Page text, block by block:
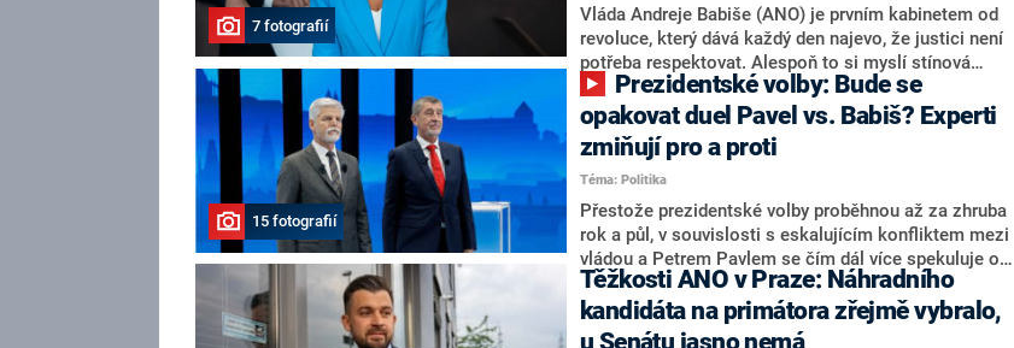
o případné kandidatuře kohokoliv ze zmíněné trojice
značně pochybuje. Podle něj současná koalice dosud
nemá osobu, která by Pavlovi mohla konkurovat.
7 fotografií
Vláda Andreje Babiše (ANO) je prvním kabinetem od
revoluce, který dává každý den najevo, že justici není
potřeba respektovat. Alespoň to si myslí stínová
ministryně spravedlnosti ODS Eva Decroix. V
rozhovoru pro CNN Prima NEWS si nebrala servítky
ohledně politického výkonu svého nástupce Jeronýma
Tejce (za ANO) či vládní zmocněnkyně pro lidská
práva Taťány Malé (ANO). Označením „svoloč“ na
adresu vlády prý byla ještě hodná. Decroix se také
vrátila k volební porážce koalice Spolu či promluvila o
hnutí Naše Česko Martina Kuby.
15 fotografií
opakovat duel Pavel vs. Babiš? Experti
zmiňují pro a proti
Téma: Politika
Přestože prezidentské volby proběhnou až za zhruba
rok a půl, v souvislosti s eskalujícím konfliktem mezi
vládou a Petrem Pavlem se čím dál více spekuluje o
tom, koho by do bitvy o Hrad mohla vyslat současná
koalice. Někteří političtí komentátoři znovu vytahují
jméno premiéra Andreje Babiše (ANO). Jak moc je
Těžkosti ANO v Praze: Náhradního
kandidáta na primátora zřejmě vybralo,
u Senátu jasno nemá